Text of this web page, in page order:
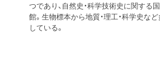
つであり、自然史・科学技術史に関する
館。生物標本から地質・理工・科学史な
している。